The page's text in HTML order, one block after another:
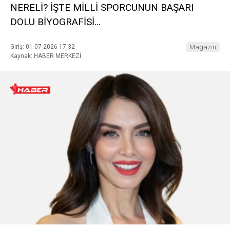
NERELİ? İŞTE MİLLİ SPORCUNUN BAŞARI
DOLU BİYOGRAFİSİ…
Giriş: 01-07-2026 17:32
Kaynak: HABER MERKEZİ
Magazin